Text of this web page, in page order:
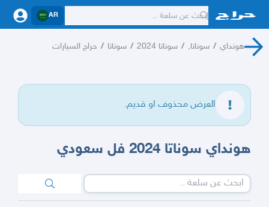
AR
هونداي / سوناتا, / سوناتا 2024 / سوناتا / حراج السيارات
العرض محذوف او قديم.
هونداي سوناتا 2024 فل سعودي